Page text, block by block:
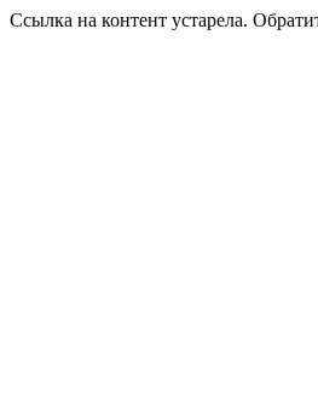
Ссылка на контент устарела.